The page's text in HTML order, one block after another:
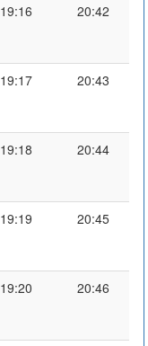
19:16 20:42
19:17 20:43
19:18 20:44
19:19 20:45
19:20 20:46